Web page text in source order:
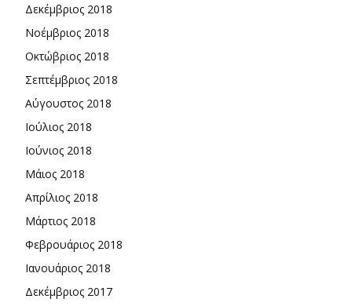
Δεκέμβριος 2018
Νοέμβριος 2018
Οκτώβριος 2018
Σεπτέμβριος 2018
Αύγουστος 2018
Ιούλιος 2018
Ιούνιος 2018
Μάιος 2018
Απρίλιος 2018
Μάρτιος 2018
Φεβρουάριος 2018
Ιανουάριος 2018
Δεκέμβριος 2017